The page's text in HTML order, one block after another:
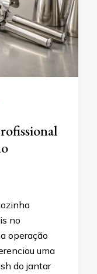
no
operação
uma
do jantar